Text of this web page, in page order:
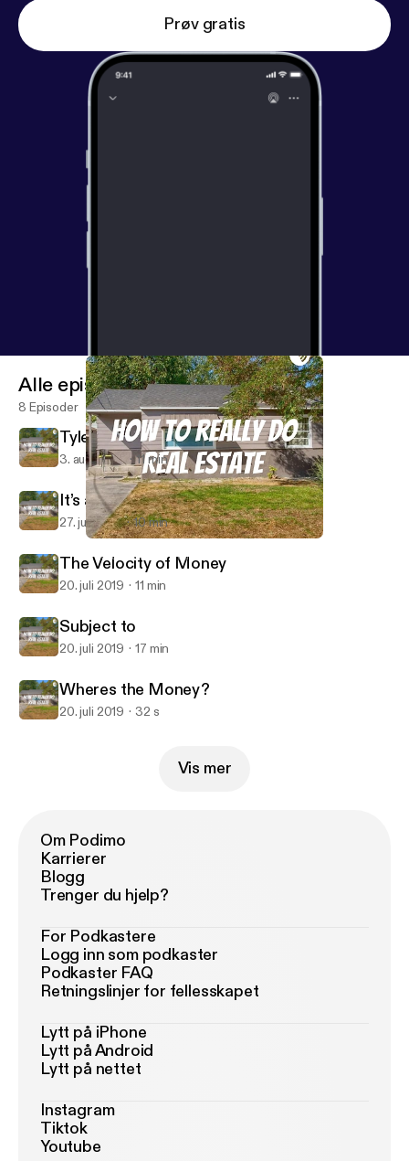
Prøv gratis
How to really do Real Estate
Alle episoder
8 Episoder
Tyler a newbie in Vegas!
3. aug. 2019 11 min
It’s all about your mindset
27. juli 2019 10 min
The Velocity of Money
20. juli 2019 11 min
Subject to
20. juli 2019 17 min
Wheres the Money?
20. juli 2019 32 s
Vis mer
Om Podimo
Karrierer
Blogg
Trenger du hjelp?
For Podkastere
Logg inn som podkaster
Podkaster FAQ
Retningslinjer for fellesskapet
Lytt på iPhone
Lytt på Android
Lytt på nettet
Instagram
Tiktok
Youtube